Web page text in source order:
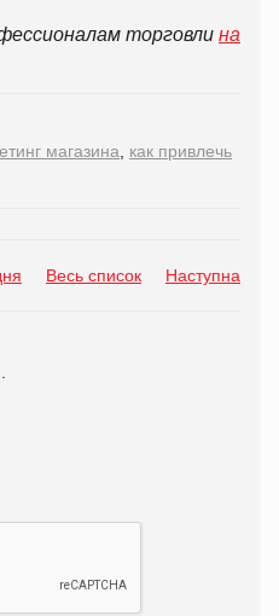
торговли на
магазина, как привлечь
Весь список Наступна